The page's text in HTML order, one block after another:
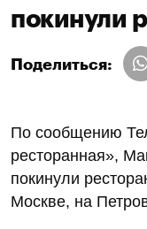
покинули
Поделиться:
По сообщению
ресторанная»,
покинули
Москве, на